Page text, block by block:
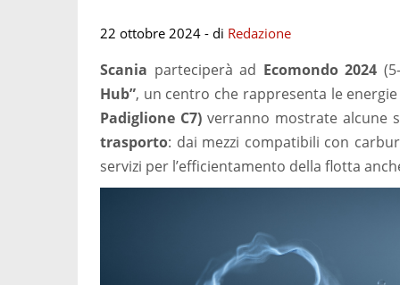
22 ottobre 2024 - di Redazione
Scania parteciperà ad Ecomondo 2024
Hub”, un centro che rappresenta le
Padiglione C7) verranno mostrate alcune
trasporto: dai mezzi compatibili con
servizi per l’efficientamento della flotta